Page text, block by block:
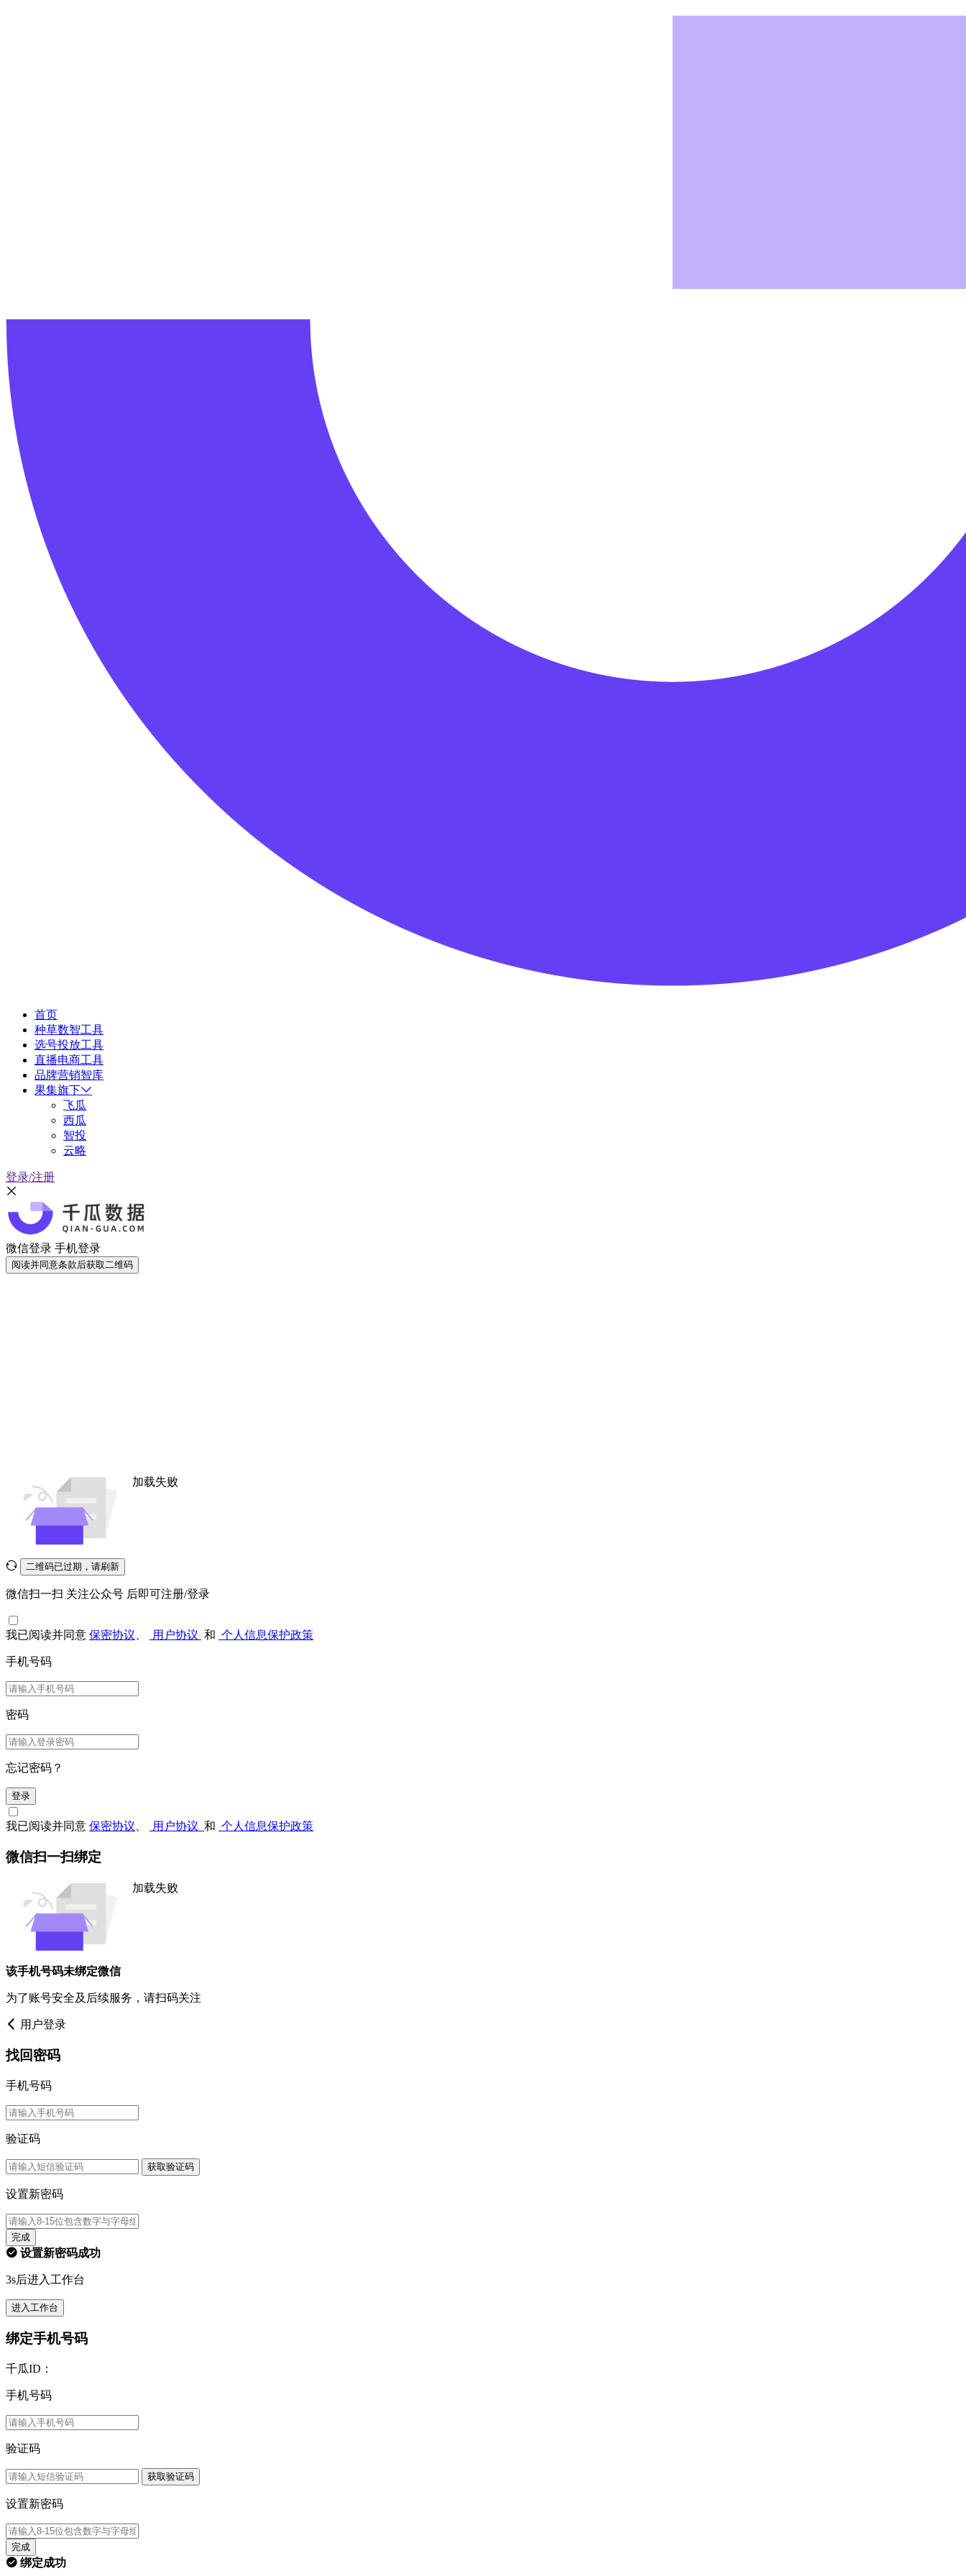
首页
种草数智工具
选号投放工具
直播电商工具
品牌营销智库
果集旗下
飞瓜
西瓜
智投
云略
登录/注册
微信登录 手机登录
阅读并同意条款后获取二维码
加载失败
二维码已过期，请刷新
微信扫一扫 关注公众号 后即可注册/登录
我已阅读并同意 保密协议 用户协议 和 个人信息保护政策
手机号码
密码
忘记密码？
登录
我已阅读并同意 保密协议 用户协议 和 个人信息保护政策
微信扫一扫绑定
加载失败
该手机号码未绑定微信
为了账号安全及后续服务，请扫码关注
用户登录
找回密码
手机号码
验证码
获取验证码
设置新密码
完成
设置新密码成功
3s后进入工作台
进入工作台
绑定手机号码
千瓜ID：
手机号码
验证码
获取验证码
设置新密码
完成
绑定成功